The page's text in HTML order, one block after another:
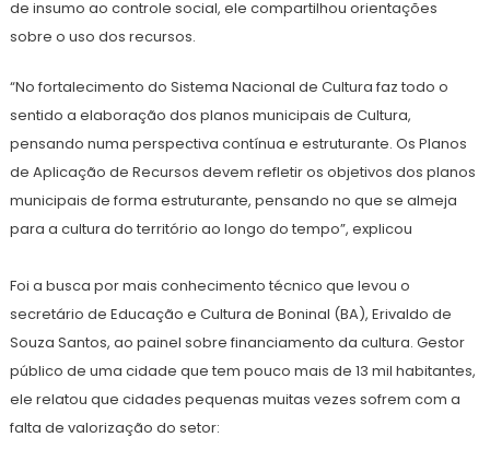
de insumo ao controle social, ele compartilhou orientações
sobre o uso dos recursos.
“No fortalecimento do Sistema Nacional de Cultura faz todo o
sentido a elaboração dos planos municipais de Cultura,
pensando numa perspectiva contínua e estruturante. Os Planos
de Aplicação de Recursos devem refletir os objetivos dos planos
municipais de forma estruturante, pensando no que se almeja
para a cultura do território ao longo do tempo”, explicou
Foi a busca por mais conhecimento técnico que levou o
secretário de Educação e Cultura de Boninal (BA), Erivaldo de
Souza Santos, ao painel sobre financiamento da cultura. Gestor
público de uma cidade que tem pouco mais de 13 mil habitantes,
ele relatou que cidades pequenas muitas vezes sofrem com a
falta de valorização do setor: